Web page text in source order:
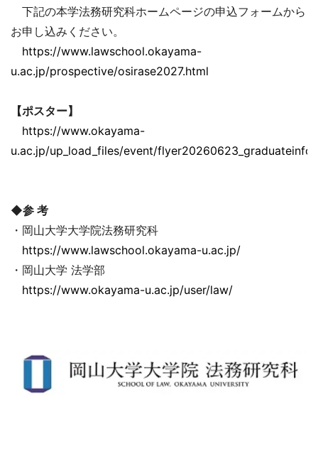
下記の本学法務研究科ホームページの申込フォームから
お申し込みください。
https://www.lawschool.okayama-
u.ac.jp/prospective/osirase2027.html
【ポスター】
https://www.okayama-
u.ac.jp/up_load_files/event/
◆参 考
・岡山大学大学院法務研究科
https://www.lawschool.okayama-u.ac.jp/
・岡山大学 法学部
https://www.okayama-u.ac.jp/user/law/